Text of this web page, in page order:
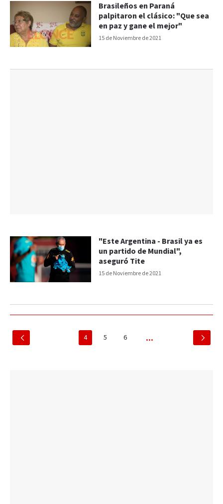
15 de Noviembre de 2021
Brasileños en Paraná
palpitaron el clásico: "Que sea
en paz y gane el mejor"
15 de Noviembre de 2021
"Este Argentina - Brasil ya es
un partido de Mundial",
aseguró Tite
4 5 6